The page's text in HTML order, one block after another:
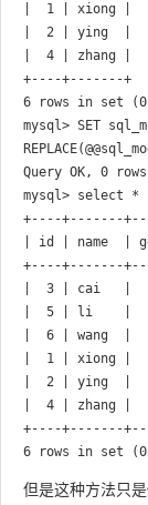
|  1 | xiong |
|  2 | ying  |
|  4 | zhang |
+----+-------+
mysql> SET
Query OK, 0
mysql> select *
+----+-------
| id | name  |
+----+-------
|  3 | cai   |
|  5 | li    |
|  6 | wang  |
|  1 | xiong |
|  2 | ying  |
|  4 | zhang |
+----+-------
但是这种方法只